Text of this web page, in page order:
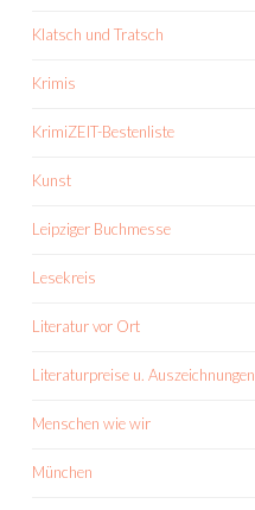
Klatsch und Tratsch
Krimis
KrimiZEIT-Bestenliste
Kunst
Leipziger Buchmesse
Lesekreis
Literatur vor Ort
Literaturpreise u. Auszeichnungen
Menschen wie wir
München